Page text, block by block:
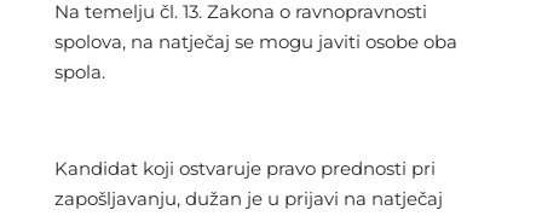
Na temelju čl. 13. Zakona o ravnopravnosti
spolova, na natječaj se mogu javiti osobe oba
spola.
Kandidat koji ostvaruje pravo prednosti pri
zapošljavanju, dužan je u prijavi na natječaj